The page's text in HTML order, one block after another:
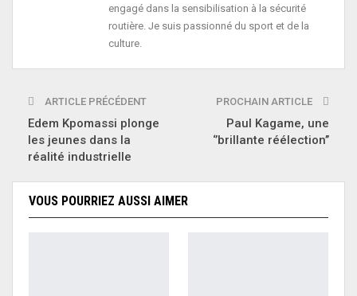
engagé dans la sensibilisation à la sécurité
routière. Je suis passionné du sport et de la
culture.
ARTICLE PRÉCÉDENT
Edem Kpomassi plonge
les jeunes dans la
réalité industrielle
PROCHAIN ARTICLE
Paul Kagame, une
‘’brillante réélection’’
VOUS POURRIEZ AUSSI AIMER